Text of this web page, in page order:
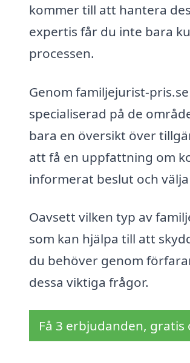
kommer till att hantera
expertis får du inte bara
processen.
Genom familjejurist-
specialiserad på de
bara en översikt över
att få en uppfattning om
informerat beslut och
Oavsett vilken typ av
som kan hjälpa till att
du behöver genom
dessa viktiga frågor.
Få 3 erbjudanden,